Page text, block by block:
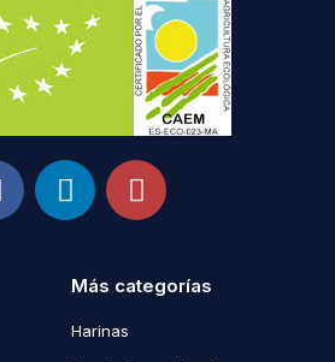
Más categorías
Harinas